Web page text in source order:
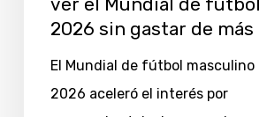
fútbol
ver el Mundial de fútbol
2026 sin gastar de más
El Mundial de fútbol masculino
2026 aceleró el interés por